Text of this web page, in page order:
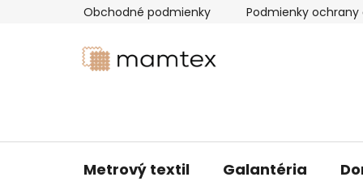
Obchodné podmienky Podmienky
Metrový textil Galantéria